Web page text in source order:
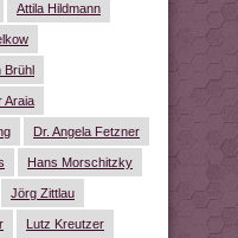
Attila Hildmann
Brühl
Araia
Dr. Angela Fetzner
Hans Morschitzky
Jörg Zittlau
Lutz Kreutzer